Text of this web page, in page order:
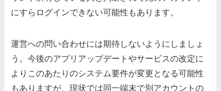
にすらログインできない可能性もあります。
運営への問い合わせには期待しないようにしましょ
う。今後のアプリアップデートやサービスの改定に
よりこのあたりのシステム要件が変更となる可能性
もありますが、現状では同一端末で別アカウントの